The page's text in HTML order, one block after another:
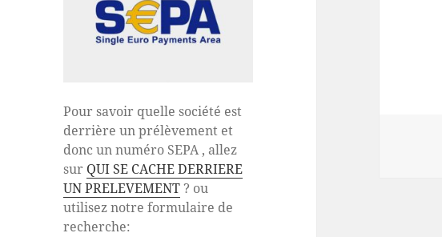
Pour savoir quelle société est
derrière un prélèvement et
donc un numéro SEPA , allez
sur QUI SE CACHE DERRIERE
UN PRELEVEMENT? ou
utilisez notre formulaire de
recherche: